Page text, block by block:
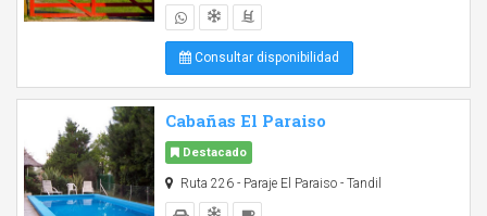
Consultar disponibilidad
Cabañas El Paraiso
Destacado
Ruta 226 - Paraje El Paraiso - Tandil